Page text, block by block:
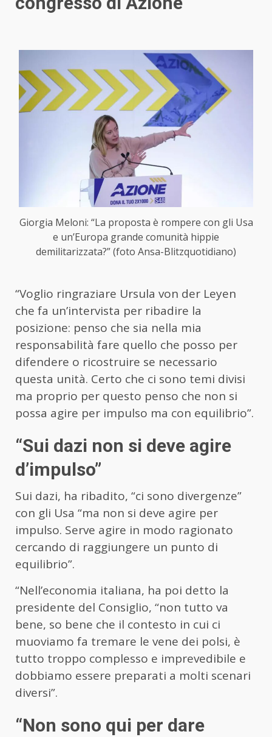
Giorgia Meloni: “La proposta è rompere con gli Usa
e un’Europa grande comunità hippie
demilitarizzata?” (foto Ansa-Blitzquotidiano)
“Voglio ringraziare Ursula von der Leyen
che fa un’intervista per ribadire la
posizione: penso che sia nella mia
responsabilità fare quello che posso per
difendere o ricostruire se necessario
questa unità. Certo che ci sono temi divisi
ma proprio per questo penso che non si
possa agire per impulso ma con equilibrio”.
“Sui dazi non si deve agire
d’impulso”
Sui dazi, ha ribadito, “ci sono divergenze”
con gli Usa “ma non si deve agire per
impulso. Serve agire in modo ragionato
cercando di raggiungere un punto di
equilibrio”.
“Nell’economia italiana, ha poi detto la
presidente del Consiglio, “non tutto va
bene, so bene che il contesto in cui ci
muoviamo fa tremare le vene dei polsi, è
tutto troppo complesso e imprevedibile e
dobbiamo essere preparati a molti scenari
diversi”.
“Non sono qui per dare